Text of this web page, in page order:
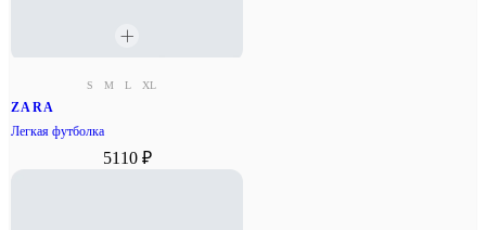
S M L XL
ZARA
Легкая футболка
5110 ₽